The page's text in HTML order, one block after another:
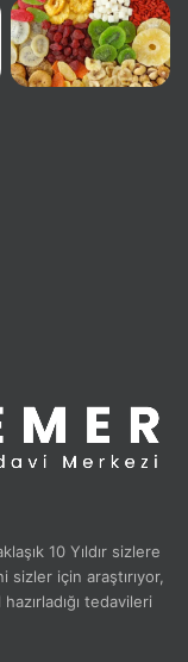
10 Yıldır sizlere
için araştırıyor,
tedavileri